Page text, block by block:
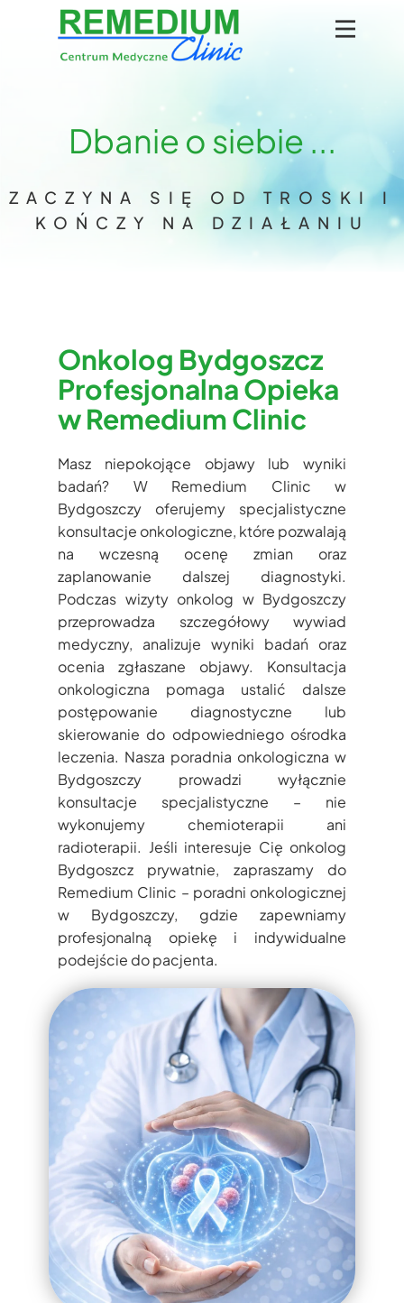
Dbanie o siebie ...
ZACZYNA SIĘ OD TROSKI I
KOŃCZY NA DZIAŁANIU
Onkolog Bydgoszcz
Profesjonalna Opieka
w Remedium Clinic
Masz niepokojące objawy lub wyniki
badań? W Remedium Clinic w
Bydgoszczy oferujemy specjalistyczne
konsultacje onkologiczne, które pozwalają
na wczesną ocenę zmian oraz
zaplanowanie dalszej diagnostyki.
Podczas wizyty onkolog w Bydgoszczy
przeprowadza szczegółowy wywiad
medyczny, analizuje wyniki badań oraz
ocenia zgłaszane objawy. Konsultacja
onkologiczna pomaga ustalić dalsze
postępowanie diagnostyczne lub
skierowanie do odpowiedniego ośrodka
leczenia. Nasza poradnia onkologiczna w
Bydgoszczy prowadzi wyłącznie
konsultacje specjalistyczne – nie
wykonujemy chemioterapii ani
radioterapii. Jeśli interesuje Cię onkolog
Bydgoszcz prywatnie, zapraszamy do
Remedium Clinic – poradni onkologicznej
w Bydgoszczy, gdzie zapewniamy
profesjonalną opiekę i indywidualne
podejście do pacjenta.